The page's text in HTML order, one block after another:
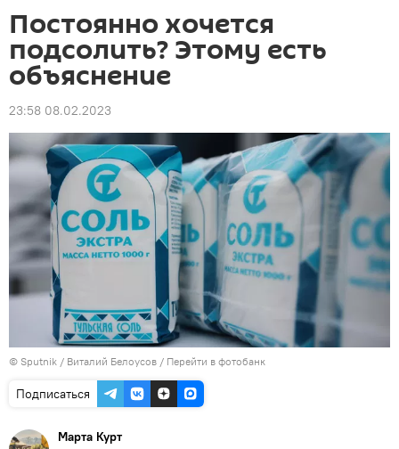
Постоянно хочется
подсолить? Этому есть
объяснение
23:58 08.02.2023
© Sputnik / Виталий Белоусов / Перейти в фотобанк
Подписаться
Марта Курт